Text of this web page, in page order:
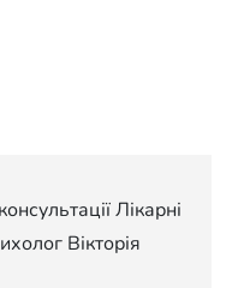
Лікарні
Вікторія